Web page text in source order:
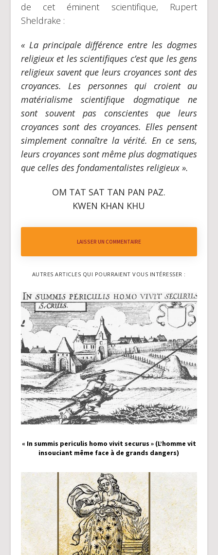
de cet éminent scientifique, Rupert
Sheldrake :
« La principale différence entre les dogmes
religieux et les scientifiques c’est que les gens
religieux savent que leurs croyances sont des
croyances. Les personnes qui croient au
matérialisme scientifique dogmatique ne
sont souvent pas conscientes que leurs
croyances sont des croyances. Elles pensent
simplement connaître la vérité. En ce sens,
leurs croyances sont même plus dogmatiques
que celles des fondamentalistes religieux ».
OM TAT SAT TAN PAN PAZ.
KWEN KHAN KHU
LAISSER UN COMMENTAIRE
AUTRES ARTICLES QUI POURRAIENT VOUS INTÉRESSER :
« In summis periculis homo vivit securus » (L’homme vit
insouciant même face à de grands dangers)